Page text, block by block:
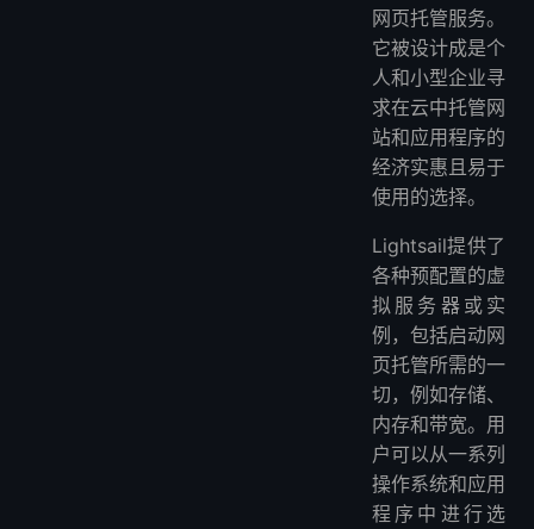
网页托管服务。
它被设计成是个
人和小型企业寻
求在云中托管网
站和应用程序的
经济实惠且易于
使用的选择。
Lightsail提供了
各种预配置的虚
拟服务器或实
例，包括启动网
页托管所需的一
切，例如存储、
内存和带宽。用
户可以从一系列
操作系统和应用
程序中进行选